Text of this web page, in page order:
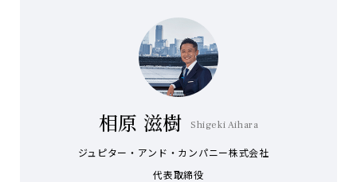
相原 滋樹 Shigeki Aihara
ジュピター・アンド・カンパニー株式会社
代表取締役